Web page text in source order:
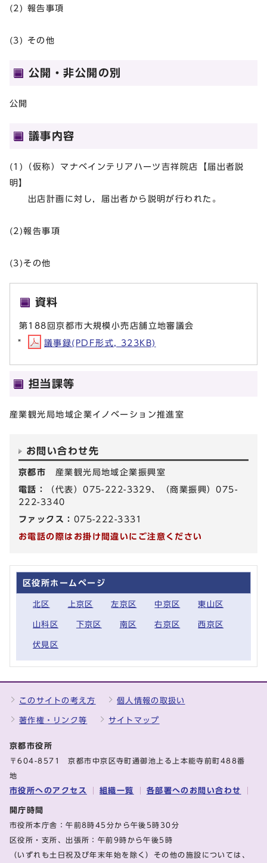
(2) 報告事項
(3) その他
公開・非公開の別
公開
議事内容
(1)（仮称）マナベインテリアハーツ吉祥院店【届出者説
明】
出店計画に対し，届出者から説明が行われた。
(2)報告事項
(3)その他
資料
第188回京都市大規模小売店舗立地審議会
議事録(PDF形式, 323KB)
担当課等
産業観光局地域企業イノベーション推進室
お問い合わせ先
京都市 産業観光局地域企業振興室
電話：
（代表）075-222-3329、（商業振興）075-
222-3340
ファックス： 075-222-3331
お電話の際はお掛け間違いにご注意ください
区役所ホームページ
北区 上京区 左京区 中京区 東山区
山科区 下京区 南区 右京区 西京区
伏見区
このサイトの考え方 個人情報の取扱い
著作権・リンク等 サイトマップ
京都市役所
〒604-8571 京都市中京区寺町通御池上る上本能寺前町488番
地
市役所へのアクセス 組織一覧 各部署へのお問い合わせ
開庁時間
市役所本庁舎：午前8時45分から午後5時30分
区役所・支所、出張所：午前9時から午後5時
（いずれも土日祝及び年末年始を除く）その他の施設については、